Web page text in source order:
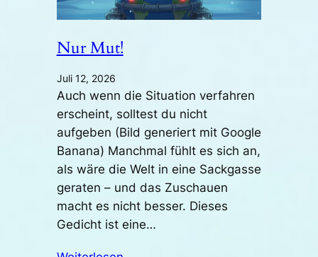
Nur Mut!
Juli 12, 2026
Auch wenn die Situation verfahren
erscheint, solltest du nicht
aufgeben (Bild generiert mit Google
Banana) Manchmal fühlt es sich an,
als wäre die Welt in eine Sackgasse
geraten – und das Zuschauen
macht es nicht besser. Dieses
Gedicht ist eine…